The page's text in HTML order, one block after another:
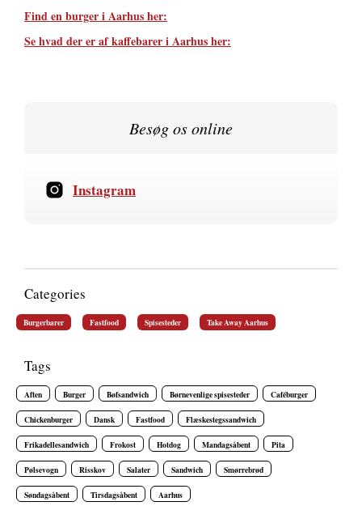
Find en burger i Aarhus her:
Se hvad der er af kaffebarer i Aarhus her:
Besøg os online
Instagram
Categories
Burgerbarer Fastfood Spisesteder Take Away Aarhus
Tags
Aften Burger Bøfsandwich Børnevenlige spisesteder Caféburger
Chickenburger Dansk Fastfood Flæskestegssandwich
Frikadellesandwich Frokost Hotdog Mandagsåbent Pita
Pølsevogn Risskov Salater Sandwich Smørrebrød
Søndagsåbent Tirsdagsåbent Aarhus